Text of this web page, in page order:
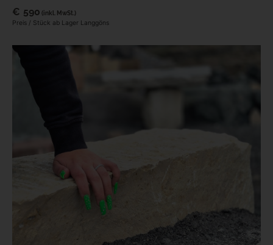
€ 590 (inkl. MwSt.)
Preis / Stück ab Lager Langgöns